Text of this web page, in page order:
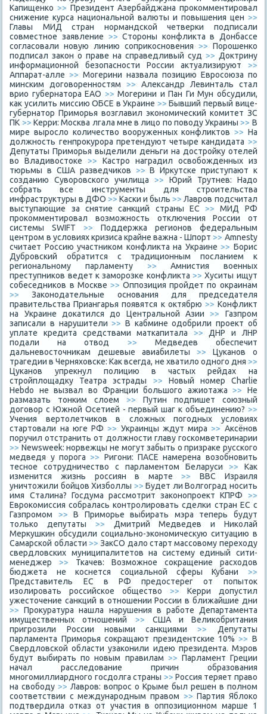
Капищенко >> Президент Азербайджана прокомментировал
снижение курса национальной валюты и повышения цен >>
Главы МИД стран нормандской четверки подписали
совместное заявление >>Стороны конфликта в Донбассе
согласовали новую линию соприкосновения >> Порошенко
подписал закон о праве на справедливый суд >> Доктрину
информационной безопасности России актуализируют >>
Аппарат-алле>>Могерини назвала позицию Евросоюза по
минским договоренностям>> Александр Левинталь стал
врио губернатора ЕАО >>Могерини и Пан Ги Мун обсудили,
как усилить миссию ОБСЕ в Украине >>Бывший первый вице-
губернатор Приморья возглавил экономический комитет ЗС
ПК >> Керри: Москва лгала мне в лицо по поводу Украины>> В
мире выросло количество вооруженных конфликтов >> На
должность генпрокурора претендуют четыре кандидата >>
Депутаты Приморья выделили деньги на достройку отелей
во Владивостоке>> Кастро наградил освобожденных из
тюрьмы в США разведчиков >>В Иркутске приступают к
созданию Суворовского училища >> Юрий Трутнев: Надо
собрать все инструменты для строительства
инфраструктуры в ДФО >> Каски и быль>>Лавров подсчитал
выступающие за снятие санкций страны ЕС>>МИД РФ
прокомментировал возможность отключения России от
системы SWIFT>> Поддержка регионов федеральным
центром в условиях кризиса крайне важна - Шпорт>> Amnesty
считает Россию участником конфликта на Украине>> Борис
Дубровский обратится с традиционным посланием к
региональному парламенту >>Амнистия военных
преступников ведет к заморозке конфликта >>Хуситы ищут
собеседников в Москве >>Оппозиция пройдет по окраинам
>>Законодательные основания для председателя
правительства Приангарья появятся к октябрю >> Конфликт
на Украине докатился до Центральной Азии>> Газпром
записали в нарушители>>В кабмине одобрили проект об
уплате кредита средствами маткапитала >> ДНР и ЛНР
подали на отвод >> Медведев обеспечит
дальневосточникам дешевые авиабилеты>>Цуканов о
трагедии в Черняховске: Как всегда, не хватило одного дня >>
Цуканов упрекнул полицию в частых рейдах на
стройплощадку Театра эстрады >> Новый номер Charlie
Hebdo не вызвал во Франции большого ажиотажа>> Не
размазать тонким слоем >> Путин подпишет союзный
договор с Южной Осетией - первый шаг к объединению? >>
Учения вертолетчиков в сложных погодных условиях
стартовали на юге РФ>> Украинцы ждут мира>> Аксёнов
поручил отстранить от должности главу госкомветеринарии
>> Newsweek: норвежцы не могут забыть о призраке русского
медведя у порога>> Ригони: ПАСЕ намерена возобновить
тесное сотрудничество с парламентом Беларуси >> Как
изменится жизнь россиян в марте>> ВВС Израиля
уничтожили бойцов Хизболлы >>Будет ли Волгоград носить
имя Сталина? Госдума рассмотрит законопроект КПРФ >>
Еврокомиссия собралась контролировать сделки стран ЕС с
Газпромом >>В Приморье выбирать мэра теперь будут
только депутаты >> Дмитрий Медведев и Николай
Меркушкин обсудили социально-экономическую ситуацию в
Самарской области>>ЗакСО дало старт массовому переходу
свердловских муниципалитетов на систему единый сити-
менеджер>> Ткачев: Возможное сокращение расходов
бюджета не коснется социальной сферы Кубани >>
Представитель ЕС в РФ предостерег от попыток
изолировать российское общество >> Керри допустил
ужесточение санкций в отношении России в ближайшие дни
>>Прокуратура нашла нарушения в работе Департамента
имущественных отношений >> США и Великобритания
пригрозили России новыми санкциями>> Депутаты
парламента Приморья сокращают президентские 10%>> В
Свердловской области узаконили идею президента. Мэров
будут выбирать по новым правилам >> Парламент Греции
начал расследование причин образования
многомиллиардного госдолга страны >> Россия теряет право
на свободу>>Лавров: вопрос о Крыме был решен в полном
соответствии с международным правом >>Партия Яблоко
подтвердила отказ от участия в оппозиционном марше 1